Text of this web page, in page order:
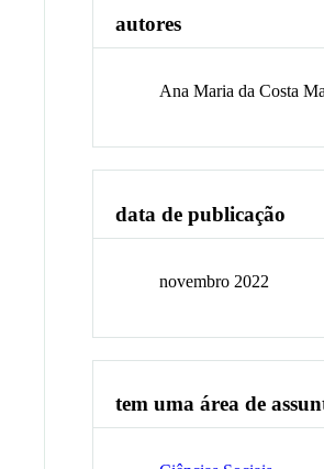
autores
Ana Maria da Costa
data de publicação
novembro 2022
tem uma área de